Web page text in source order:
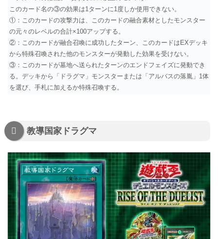
このカード名の③の効果は1ターンに1度しか使用できない。
①：このカードの攻撃力は、このカードの融合素材としたモンスター
の元々のレベルの合計×100アップする。
②：このカードが融合召喚に成功したターン、このカードはEXデッキ
から特殊召喚された他のモンスターが発動した効果を受けない。
③：このカードが墓地へ送られたターンのエンドフェイズに発動でき
る。デッキから「ドラグマ」モンスターまたは「アルバスの落胤」1体
を選び、手札に加えるか特殊召喚する。
教導国家ドラグマ